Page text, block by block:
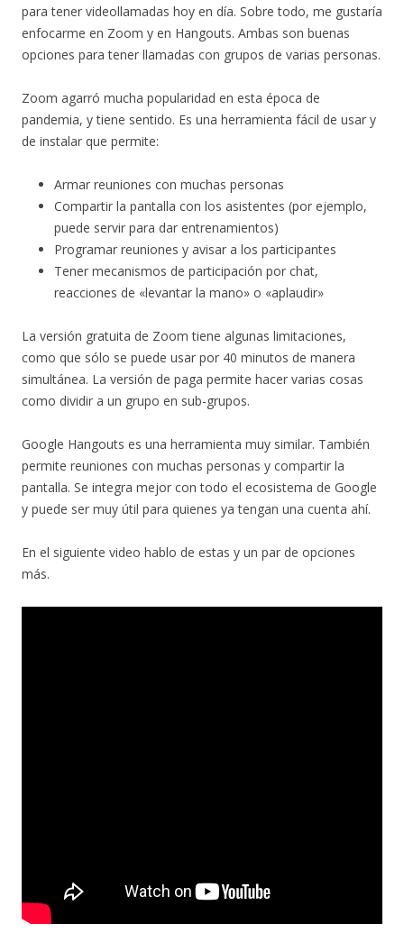
para tener videollamadas hoy en día. Sobre todo, me gustaría
enfocarme en Zoom y en Hangouts. Ambas son buenas
opciones para tener llamadas con grupos de varias personas.
Zoom agarró mucha popularidad en esta época de
pandemia, y tiene sentido. Es una herramienta fácil de usar y
de instalar que permite:
Armar reuniones con muchas personas
Compartir la pantalla con los asistentes (por ejemplo,
puede servir para dar entrenamientos)
Programar reuniones y avisar a los participantes
Tener mecanismos de participación por chat,
reacciones de «levantar la mano» o «aplaudir»
La versión gratuita de Zoom tiene algunas limitaciones,
como que sólo se puede usar por 40 minutos de manera
simultánea. La versión de paga permite hacer varias cosas
como dividir a un grupo en sub-grupos.
Google Hangouts es una herramienta muy similar. También
permite reuniones con muchas personas y compartir la
pantalla. Se integra mejor con todo el ecosistema de Google
y puede ser muy útil para quienes ya tengan una cuenta ahí.
En el siguiente video hablo de estas y un par de opciones
más.